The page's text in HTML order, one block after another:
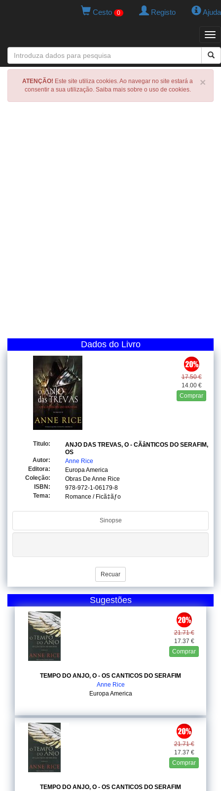
Cesto 0 Registo Ajuda
×
ATENÇÃO! Este site utiliza cookies. Ao navegar no site estará a
consentir a sua utilização. Saiba mais sobre o uso de cookies.
Dados do Livro
17.50 €
14.00 €
Comprar
Titulo:
ANJO DAS TREVAS, O - CÃâNTICOS DO SERAFIM,
OS
Autor:
Anne Rice
Editora:
Europa America
Coleção:
Obras De Anne Rice
ISBN:
978-972-1-06179-8
Tema:
Romance / Ficã‡ãƒo
Sinopse
Recuar
Sugestões
21.71 €
17.37 €
Comprar
TEMPO DO ANJO, O - OS CANTICOS DO SERAFIM
Anne Rice
Europa America
21.71 €
17.37 €
Comprar
TEMPO DO ANJO, O - OS CANTICOS DO SERAFIM